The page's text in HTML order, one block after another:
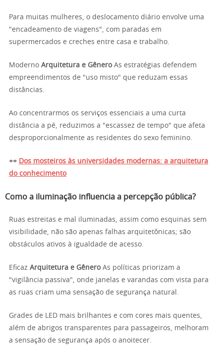
Para muitas mulheres, o deslocamento diário envolve uma
"encadeamento de viagens", com paradas em
supermercados e creches entre casa e trabalho.
Moderno Arquitetura e GêneroAs estratégias defendem
empreendimentos de "uso misto" que reduzam essas
distâncias.
Ao concentrarmos os serviços essenciais a uma curta
distância a pé, reduzimos a "escassez de tempo" que afeta
desproporcionalmente as residentes do sexo feminino.
++ Dos mosteiros às universidades modernas: a arquitetura
do conhecimento
Como a iluminação influencia a percepção pública?
Ruas estreitas e mal iluminadas, assim como esquinas sem
visibilidade, não são apenas falhas arquitetônicas; são
obstáculos ativos à igualdade de acesso.
Eficaz Arquitetura e GêneroAs políticas priorizam a
"vigilância passiva", onde janelas e varandas com vista para
as ruas criam uma sensação de segurança natural.
Grades de LED mais brilhantes e com cores mais quentes,
além de abrigos transparentes para passageiros, melhoram
a sensação de segurança após o anoitecer.